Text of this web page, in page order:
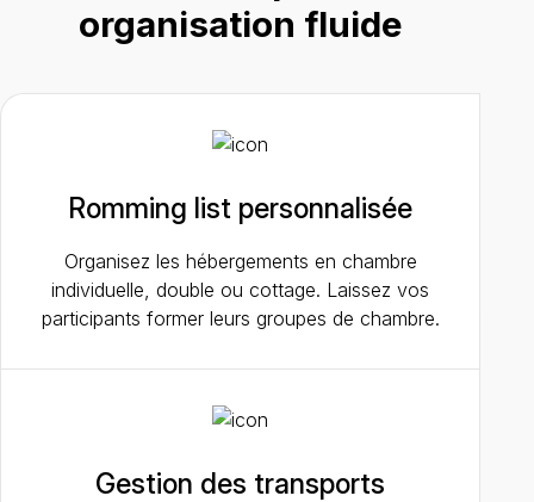
organisation fluide
Romming list personnalisée
Organisez les hébergements en chambre
individuelle, double ou cottage. Laissez vos
participants former leurs groupes de chambre.
Gestion des transports